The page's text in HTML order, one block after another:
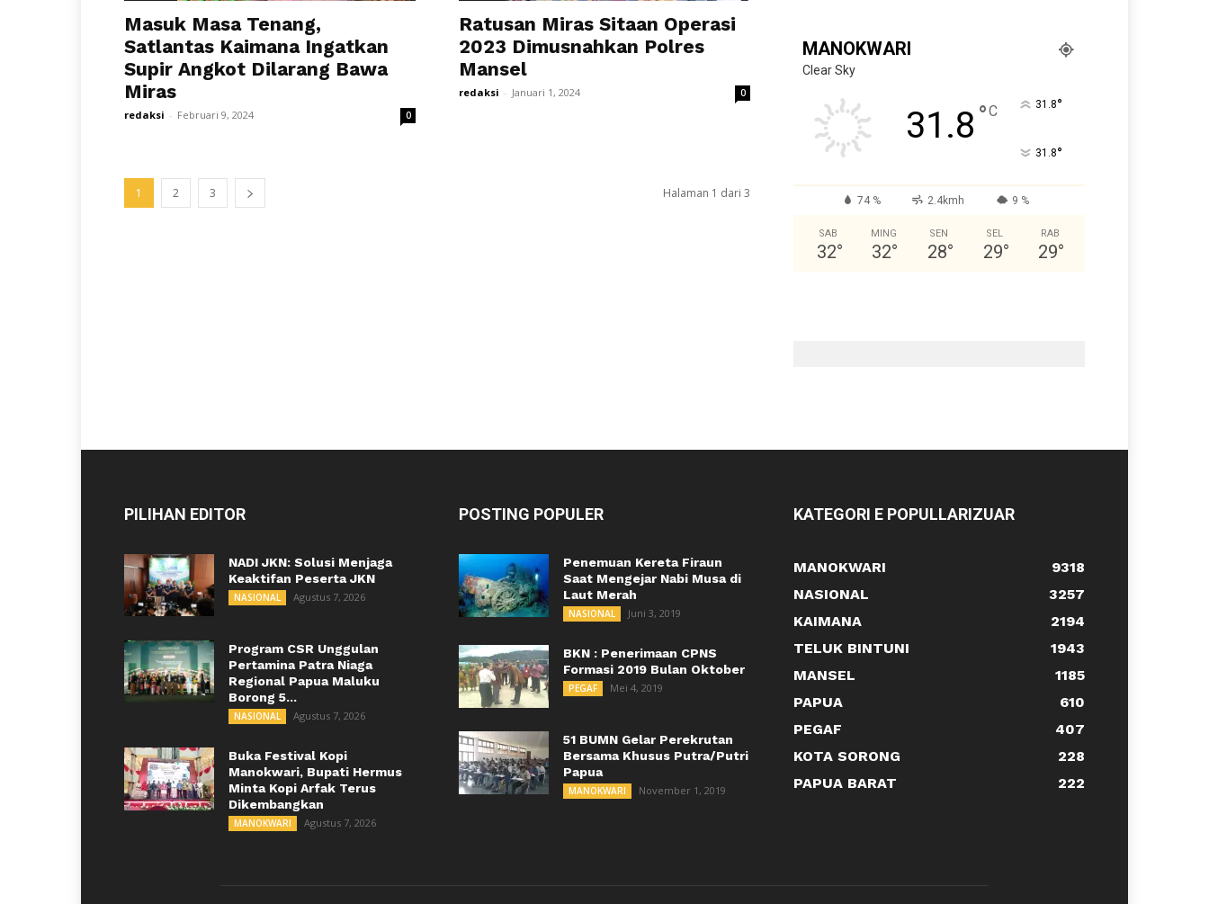
Masuk Masa Tenang,
Satlantas Kaimana Ingatkan
Supir Angkot Dilarang Bawa
Miras
redaksi - Februari 9, 2024 0
Ratusan Miras Sitaan Operasi
2023 Dimusnahkan Polres
Mansel
redaksi - Januari 1, 2024 0
1 2 3 Halaman 1 dari 3
MANOKWARI
Clear Sky
31.8 °C 31.8°
31.8°
74 % 2.4kmh 9 %
SAB
32°
MING
32°
SEN
28°
SEL
29°
RAB
29°
PILIHAN EDITOR
NADI JKN: Solusi Menjaga
Keaktifan Peserta JKN
NASIONAL Agustus 7, 2026
Program CSR Unggulan
Pertamina Patra Niaga
Regional Papua Maluku
Borong 5...
NASIONAL Agustus 7, 2026
Buka Festival Kopi
Manokwari, Bupati Hermus
Minta Kopi Arfak Terus
Dikembangkan
MANOKWARI Agustus 7, 2026
POSTING POPULER
Penemuan Kereta Firaun
Saat Mengejar Nabi Musa di
Laut Merah
NASIONAL Juni 3, 2019
BKN : Penerimaan CPNS
Formasi 2019 Bulan Oktober
PEGAF Mei 4, 2019
51 BUMN Gelar Perekrutan
Bersama Khusus Putra/Putri
Papua
MANOKWARI November 1, 2019
KATEGORI E POPULLARIZUAR
MANOKWARI
9318
NASIONAL
3257
KAIMANA
2194
TELUK BINTUNI
1943
MANSEL
1185
PAPUA
610
PEGAF
407
KOTA SORONG
228
PAPUA BARAT
222